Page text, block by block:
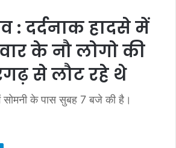
: दर्दनाक हादसे में
के नौ लोगो की
से लौट रहे थे
सोमनी के पास सुबह 7 बजे की है।